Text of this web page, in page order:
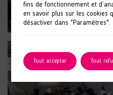
fins de fonctionnement et
en savoir plus sur les cookies
désactiver dans "Paramètres".
Tout accepter Tout